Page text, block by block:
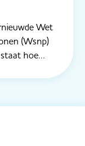
Wet
(Wsnp)
hoe